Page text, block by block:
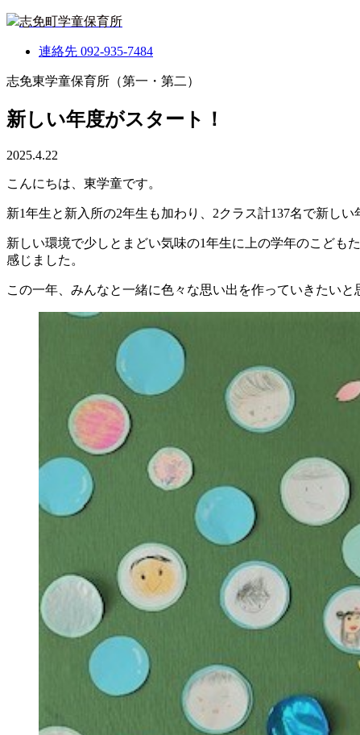
志免町学童保育所
連絡先 092-935-7484
志免東学童保育所（第一・第二）
新しい年度がスタート！
2025.4.22
こんにちは、東学童です。
新1年生と新入所の2年生も加わり、2クラス計137名で新しい
新しい環境で少しとまどい気味の1年生に上の学年のこども
感じました。
この一年、みんなと一緒に色々な思い出を作っていきたいと